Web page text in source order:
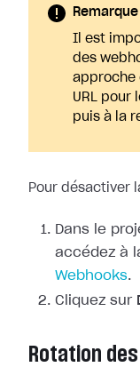
Remarque
Il est
des
approche
URL pour
puis à la
Pour désactiver
Dans le
accédez à
Webhooks.
Cliquez sur
Rotation